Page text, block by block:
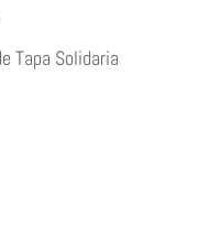
Tapa Solidaria